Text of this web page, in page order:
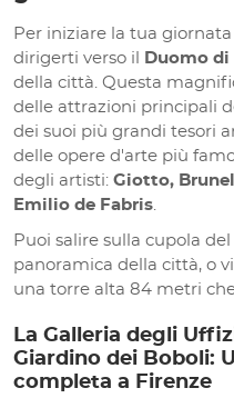
Per iniziare la tua
dirigerti verso il
Duomo di
della città. Questa
delle attrazioni principali
dei suoi più grandi tesori
delle opere d'arte più
degli artisti: Giotto,
Emilio de Fabris.
Puoi salire sulla cupola
panoramica della città, o
una torre alta 84 metri
La Galleria degli
Giardino dei Boboli:
completa a Firenze